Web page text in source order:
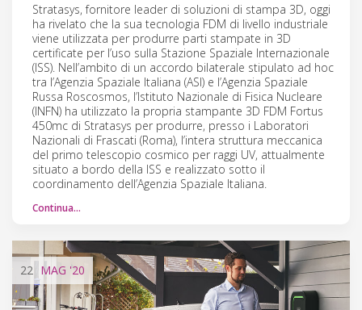
Stratasys, fornitore leader di soluzioni di stampa 3D, oggi
ha rivelato che la sua tecnologia FDM di livello industriale
viene utilizzata per produrre parti stampate in 3D
certificate per l’uso sulla Stazione Spaziale Internazionale
(ISS). Nell’ambito di un accordo bilaterale stipulato ad hoc
tra l’Agenzia Spaziale Italiana (ASI) e l’Agenzia Spaziale
Russa Roscosmos, l’Istituto Nazionale di Fisica Nucleare
(INFN) ha utilizzato la propria stampante 3D FDM Fortus
450mc di Stratasys per produrre, presso i Laboratori
Nazionali di Frascati (Roma), l’intera struttura meccanica
del primo telescopio cosmico per raggi UV, attualmente
situato a bordo della ISS e realizzato sotto il
coordinamento dell’Agenzia Spaziale Italiana.
Continua…
22 MAG '20